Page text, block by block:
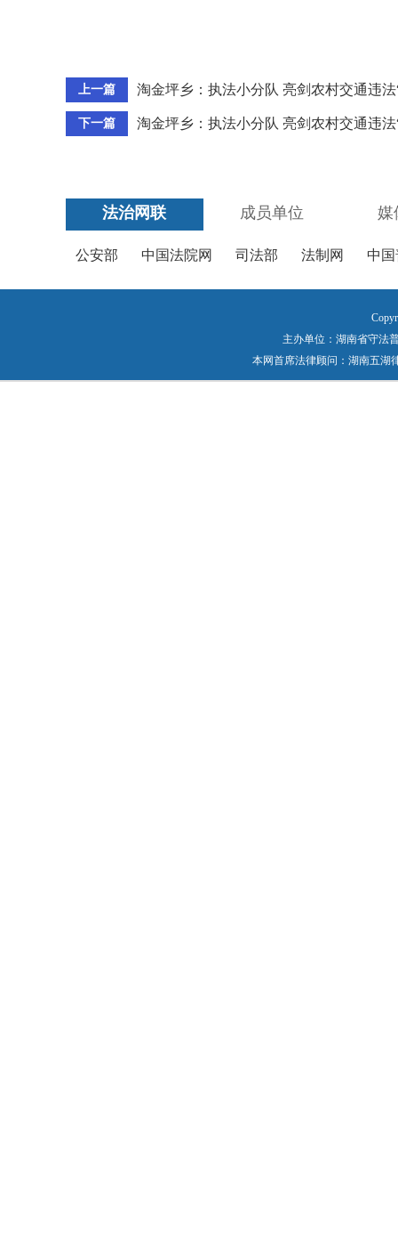
上一篇 淘金坪乡：执法小分队 亮剑农村交通违法
下一篇 淘金坪乡：执法小分队 亮剑农村交通违法
法治网联 成员单位 媒
公安部 中国法院网 司法部 法制网 中
主办单位：湖南省守法
本网首席法律顾问：湖南五湖